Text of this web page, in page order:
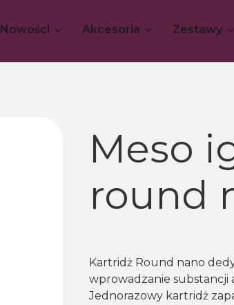
Nowości Akcesoria Zestawy
Meso
round
Kartridż Round nano
wprowadzanie substancji
Jednorazowy kartridż